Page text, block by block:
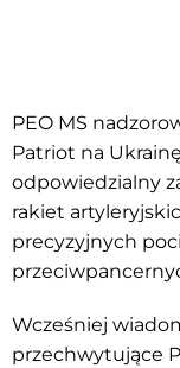
PEO MS
Patriot na
odpowiedzialny
rakiet
precyzyjnych
Wcześniej
przechwytujące